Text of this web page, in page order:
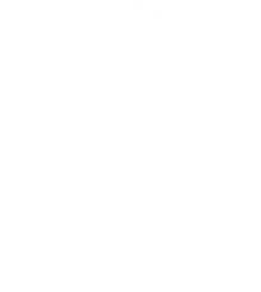
A
Ne